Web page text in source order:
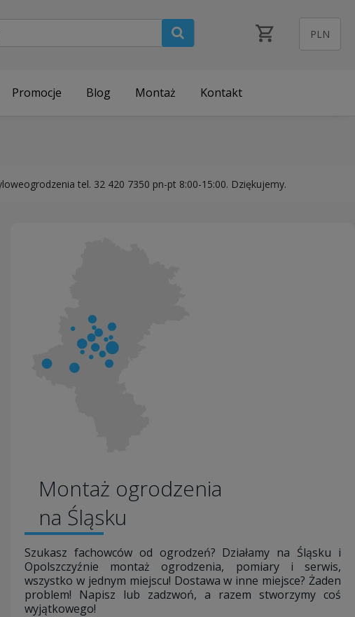
Promocje Blog Montaż Kontakt
tel. 32 420 7350 pn-pt 8:00-15:00. Dziękujemy.
Montaż ogrodzenia
na Śląsku
Szukasz fachowców od ogrodzeń? Działamy na Śląsku i
Opolszczyźnie montaż ogrodzenia, pomiary i serwis,
wszystko w jednym miejscu! Dostawa w inne miejsce? Żaden
problem! Napisz lub zadzwoń, a razem stworzymy coś
wyjątkowego!